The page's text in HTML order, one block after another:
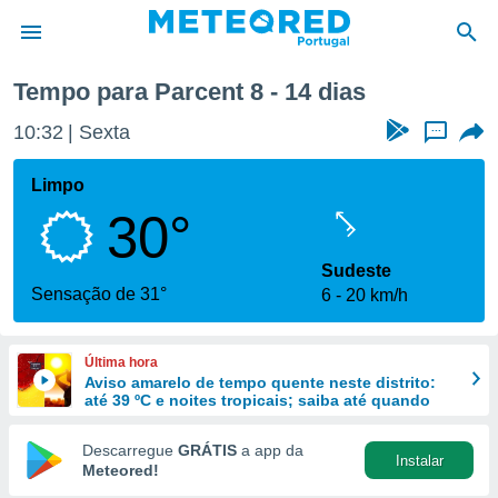
da
foi
fornecidas
a este
das
e
forma
digital
Tempo para Parcent 8 - 14 dias
10:32 Sexta ...
Limpo
30°
Sensação de 31°
Sudeste
6
20 km/h
Última hora
Aviso amarelo de tempo quente neste distrito:
até 39 ºC e noites tropicais; saiba até quando
Descarregue GRÁTIS a app da
Meteored!
Instalar